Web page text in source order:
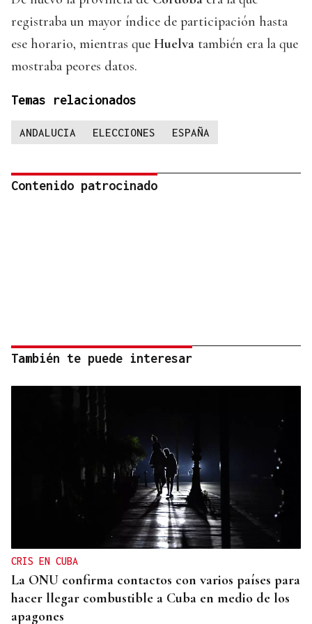
registraba un mayor índice de participación hasta
ese horario, mientras que Huelva también era la que
mostraba peores datos.
Temas relacionados
ANDALUCIA ELECCIONES ESPAÑA
Contenido patrocinado
También te puede interesar
CRIS EN CUBA
La ONU confirma contactos con varios países para
hacer llegar combustible a Cuba en medio de los
apagones